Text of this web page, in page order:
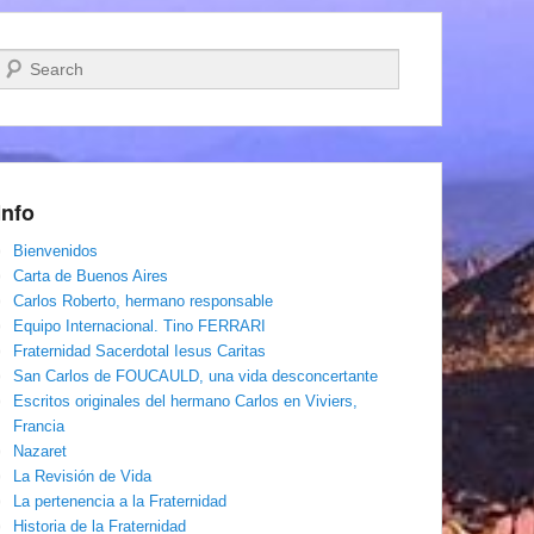
Buscar
Bienvenidos
Carta de Buenos Aires
Carlos Roberto, hermano responsable
Equipo Internacional. Tino FERRARI
Fraternidad Sacerdotal Iesus Caritas
San Carlos de FOUCAULD, una vida desconcertante
Escritos originales del hermano Carlos en Viviers,
Francia
Nazaret
La Revisión de Vida
La pertenencia a la Fraternidad
Historia de la Fraternidad